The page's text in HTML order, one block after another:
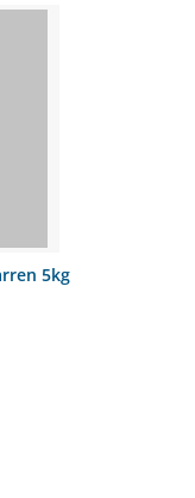
5kg